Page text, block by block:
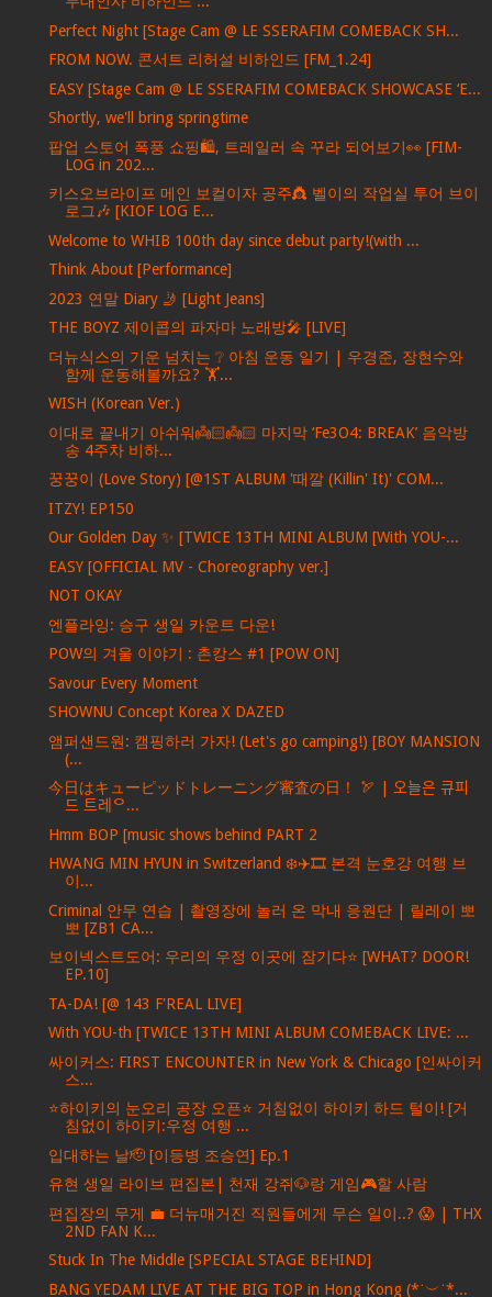
Perfect Night [Stage Cam @ LE SSERAFIM COMEBACK SH...
FROM NOW. 콘서트 리허설 비하인드 [FM_1.24]
EASY [Stage Cam @ LE SSERAFIM COMEBACK SHOWCASE ‘E...
Shortly, we'll bring springtime
팝업 스토어 폭풍 쇼핑🛍️, 트레일러 속 꾸라 되어보기👀 [FIM-
LOG in 202...
키스오브라이프 메인 보컬이자 공주👸 벨이의 작업실 투어 브이
로그🎶 [KIOF LOG E...
Welcome to WHIB 100th day since debut party!(with ...
Think About [Performance]
2023 연말 Diary 🤳 [Light Jeans]
THE BOYZ 제이콥의 파자마 노래방🎤 [LIVE]
더뉴식스의 기운 넘치는 ❔ 아침 운동 일기 | 우경준, 장현수와
함께 운동해볼까요? 🏋️...
WISH (Korean Ver.)
이대로 끝내기 아쉬워👼🏻👼🏻 마지막 ‘Fe3O4: BREAK’ 음악방
송 4주차 비하...
꿍꿍이 (Love Story) [@1ST ALBUM '때깔 (Killin' It)' COM...
ITZY! EP150
Our Golden Day ✨ [TWICE 13TH MINI ALBUM [With YOU-...
EASY [OFFICIAL MV - Choreography ver.]
NOT OKAY
엔플라잉: 승구 생일 카운트 다운!
POW의 겨울 이야기 : 촌캉스 #1 [POW ON]
Savour Every Moment
SHOWNU Concept Korea X DAZED
앰퍼샌드원: 캠핑하러 가자! (Let's go camping!) [BOY MANSION
(...
今日はキューピッドトレーニング審査の日！ 🏹 | 오늘은 큐피
드 트레ᄋ...
Hmm BOP [music shows behind PART 2
HWANG MIN HYUN in Switzerland ❄️✈️🎞️ 본격 눈호강 여행 브
이...
Criminal 안무 연습 | 촬영장에 놀러 온 막내 응원단 | 릴레이 뽀
뽀 [ZB1 CA...
보이넥스트도어: 우리의 우정 이곳에 잠기다⭐️ [WHAT? DOOR!
EP.10]
TA-DA! [@ 143 F'REAL LIVE]
With YOU-th [TWICE 13TH MINI ALBUM COMEBACK LIVE: ...
싸이커스: FIRST ENCOUNTER in New York & Chicago [인싸이커
스...
⭐하이키의 눈오리 공장 오픈⭐ 거침없이 하이키 하드 털이! [거
침없이 하이키:우정 여행 ...
입대하는 날🫡 [이등병 조승연] Ep.1
유현 생일 라이브 편집본| 천재 강쥐🐶랑 게임🎮할 사람
편집장의 무게 💼 더뉴매거진 직원들에게 무슨 일이..? 😱 | THX
2ND FAN K...
Stuck In The Middle [SPECIAL STAGE BEHIND]
BANG YEDAM LIVE AT THE BIG TOP in Hong Kong (*˙︶˙*...